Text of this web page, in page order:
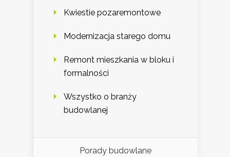
Kwiestie pozaremontowe
Modernizacja starego domu
Remont mieszkania w bloku i
formalności
Wszystko o branży
budowlanej
Porady budowlane